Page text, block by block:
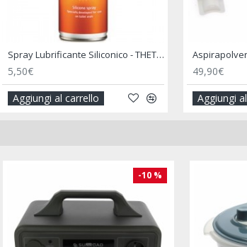
96,50€
Aggiungi al carrello
130,00€